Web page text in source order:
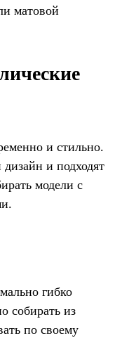
матовой
и стильно.
и подходят
модели с
гибко
собирать из
по своему